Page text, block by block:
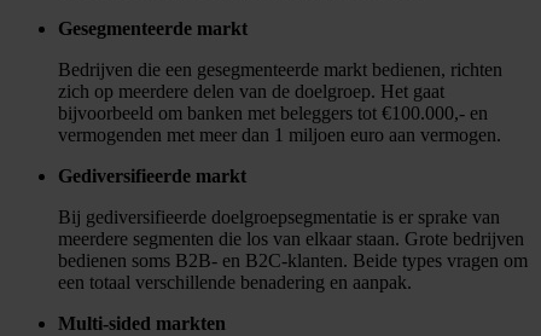
Gesegmenteerde markt
Bedrijven die een gesegmenteerde markt bedienen, richten
zich op meerdere delen van de doelgroep. Het gaat
bijvoorbeeld om banken met beleggers tot €100.000,- en
vermogenden met meer dan 1 miljoen euro aan vermogen.
Gediversifieerde markt
Bij gediversifieerde doelgroepsegmentatie is er sprake van
meerdere segmenten die los van elkaar staan. Grote bedrijven
bedienen soms B2B- en B2C-klanten. Beide types vragen om
een totaal verschillende benadering en aanpak.
Multi-sided markten